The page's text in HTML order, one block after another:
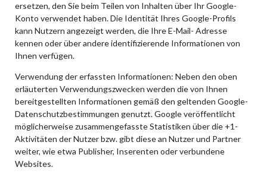
ersetzen, den Sie beim Teilen von Inhalten über Ihr Google-
Konto verwendet haben. Die Identität Ihres Google-Profils
kann Nutzern angezeigt werden, die Ihre E-Mail- Adresse
kennen oder über andere identifizierende Informationen von
Ihnen verfügen.
Verwendung der erfassten Informationen: Neben den oben
erläuterten Verwendungszwecken werden die von Ihnen
bereitgestellten Informationen gemäß den geltenden Google-
Datenschutzbestimmungen genutzt. Google veröffentlicht
möglicherweise zusammengefasste Statistiken über die +1-
Aktivitäten der Nutzer bzw. gibt diese an Nutzer und Partner
weiter, wie etwa Publisher, Inserenten oder verbundene
Websites.